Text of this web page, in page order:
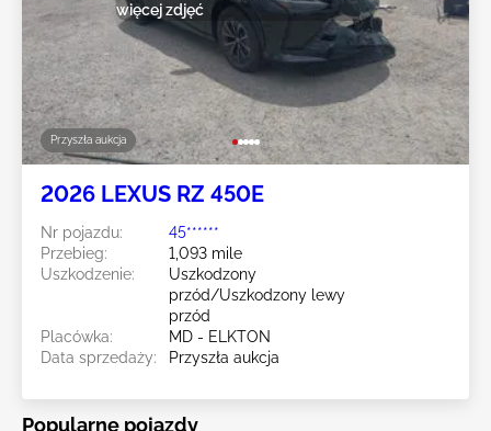
Przyszła aukcja
więcej zdjęć
2026 LEXUS RZ 450E
Nr pojazdu:
45******
Przebieg:
1,093 mile
Uszkodzenie:
Uszkodzony
przód/Uszkodzony lewy
przód
Placówka:
MD - ELKTON
Data sprzedaży:
Przyszła aukcja
Popularne pojazdy